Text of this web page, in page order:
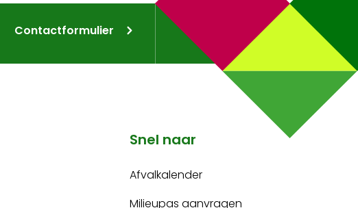
Contactformulier
Snel naar
Afvalkalender
Milieupas aanvragen